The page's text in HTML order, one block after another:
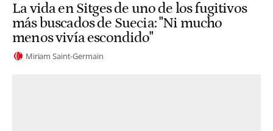
La vida en Sitges de uno de los fugitivos
más buscados de Suecia: "Ni mucho
menos vivía escondido"
Miriam Saint-Germain